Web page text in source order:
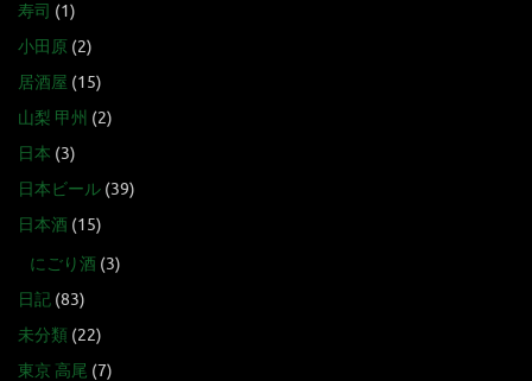
寿司 (1)
小田原 (2)
居酒屋 (15)
山梨 甲州 (2)
日本 (3)
日本ビール (39)
日本酒 (15)
にごり酒 (3)
日記 (83)
未分類 (22)
東京 高尾 (7)